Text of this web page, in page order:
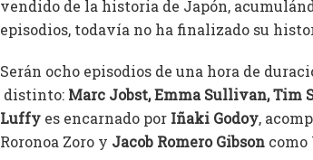
vendido de la historia de Japón,
episodios, todavía no ha finalizado su
Serán ocho episodios de una hora de
distinto: Marc Jobst, Emma Sullivan, Tim
Luffy es encarnado por Iñaki Godoy,
Roronoa Zoro y Jacob Romero Gibson como